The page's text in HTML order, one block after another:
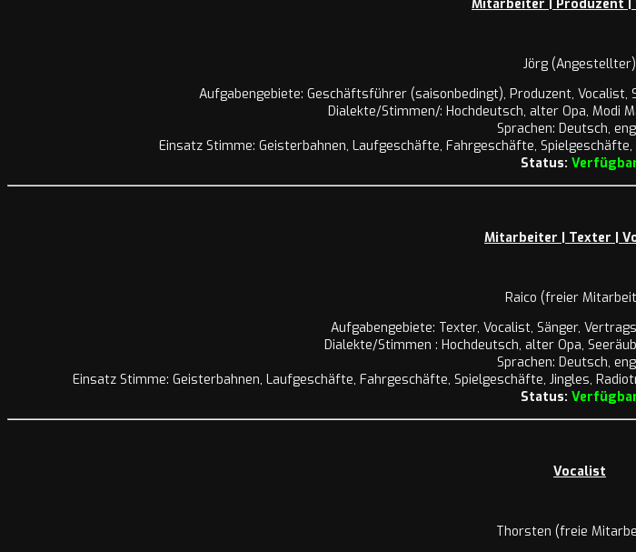
Mitarbeiter | Produzent |
Jörg (Angestellter)
Aufgabengebiete: Geschäftsführer (saisonbedingt), Produzent,
Dialekte/Stimmen/: Hochdeutsch, alter Opa, Modi
Sprachen: Deutsch,
Einsatz Stimme: Geisterbahnen, Laufgeschäfte, Fahrgeschäfte,
Status:
Mitarbeiter | Texter |
Raico (freier
Aufgabengebiete: Texter, Vocalist, Sänger,
Dialekte/Stimmen : Hochdeutsch, alter Opa,
Sprachen: Deutsch,
Einsatz Stimme: Geisterbahnen, Laufgeschäfte, Fahrgeschäfte, Spielgeschäfte, Jingles,
Status:
Vocalist
Thorsten (freie